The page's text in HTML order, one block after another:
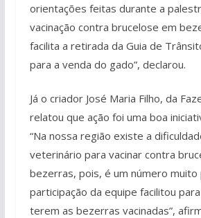
orientações feitas durante a
vacinação contra brucelose em
facilita a retirada da Guia de
para a venda do gado”, declarou.
Já o criador José Maria Filho, da
relatou que ação foi uma boa
“Na nossa região existe a
veterinário para vacinar contra
bezerras, pois, é um número muito
participação da equipe facilitou
terem as bezerras vacinadas”,